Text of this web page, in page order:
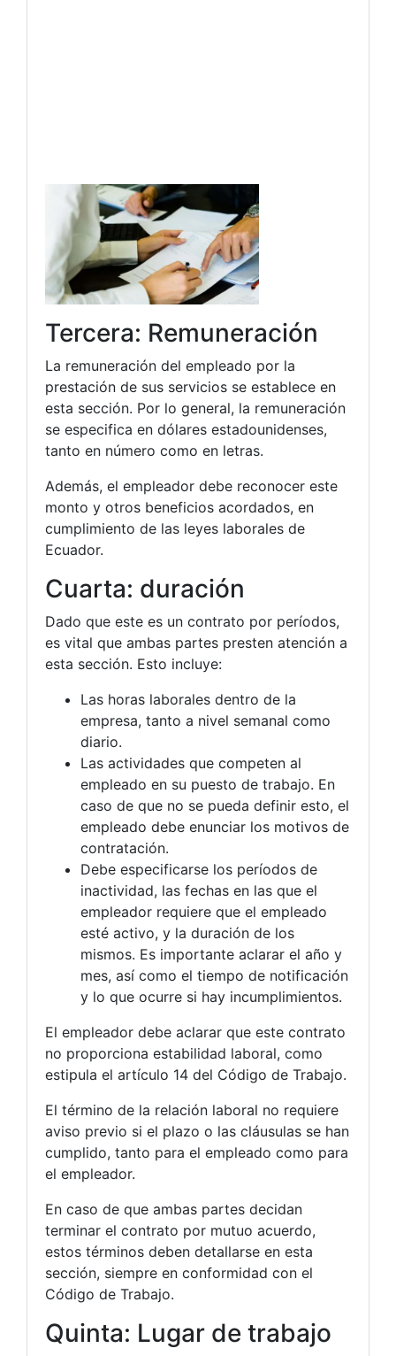
Tercera: Remuneración
La remuneración del empleado por la
prestación de sus servicios se establece en
esta sección. Por lo general, la remuneración
se especifica en dólares estadounidenses,
tanto en número como en letras.
Además, el empleador debe reconocer este
monto y otros beneficios acordados, en
cumplimiento de las leyes laborales de
Ecuador.
Cuarta: duración
Dado que este es un contrato por períodos,
es vital que ambas partes presten atención a
esta sección. Esto incluye:
Las horas laborales dentro de la
empresa, tanto a nivel semanal como
diario.
Las actividades que competen al
empleado en su puesto de trabajo. En
caso de que no se pueda definir esto, el
empleado debe enunciar los motivos de
contratación.
Debe especificarse los períodos de
inactividad, las fechas en las que el
empleador requiere que el empleado
esté activo, y la duración de los
mismos. Es importante aclarar el año y
mes, así como el tiempo de notificación
y lo que ocurre si hay incumplimientos.
El empleador debe aclarar que este contrato
no proporciona estabilidad laboral, como
estipula el artículo 14 del Código de Trabajo.
El término de la relación laboral no requiere
aviso previo si el plazo o las cláusulas se han
cumplido, tanto para el empleado como para
el empleador.
En caso de que ambas partes decidan
terminar el contrato por mutuo acuerdo,
estos términos deben detallarse en esta
sección, siempre en conformidad con el
Código de Trabajo.
Quinta: Lugar de trabajo